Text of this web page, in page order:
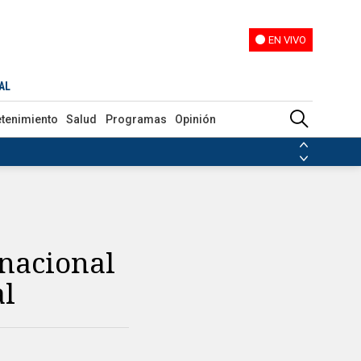
EN VIVO
Salud Programas Opinión